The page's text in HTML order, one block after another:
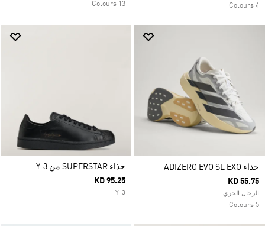
4 Colours
13 Colours
حذاء ADIZERO EVO SL EXO
KD 55.75
الرجال الجري
5 Colours
حذاء SUPERSTAR من Y-3
KD 95.25
Y-3